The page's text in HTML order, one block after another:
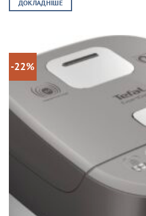
ДОКЛАДНІШЕ
-22%